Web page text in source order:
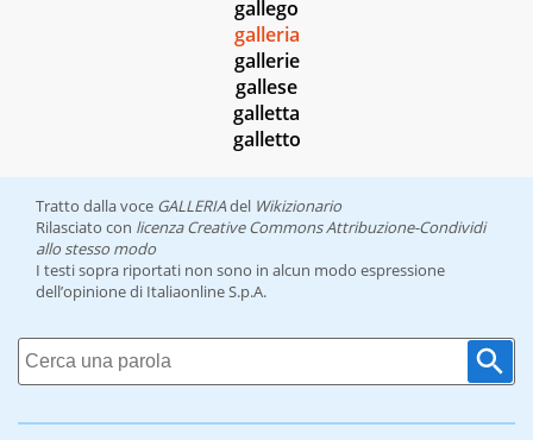
gallego
galleria
gallerie
gallese
galletta
galletto
Tratto dalla voce GALLERIAdel Wikizionario
Rilasciato con licenza Creative Commons Attribuzione-Condividi
allo stesso modo
I testi sopra riportati non sono in alcun modo espressione
dell’opinione di Italiaonline S.p.A.